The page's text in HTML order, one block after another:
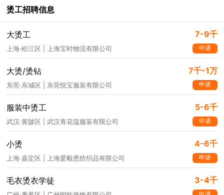
烫工招聘信息
大烫工 7-9千
上海·松江区 | 上海宝时物流有限公司 申请
大烫/烫钻 7千-1万
东莞·东城区 | 东莞悦宝服装有限公司 申请
服装中烫工 5-6千
武汉·黄陂区 | 武汉青花蔻服装有限公司 申请
小烫 4-6千
上海·嘉定区 | 上海爱毅恩纺织品有限公司 申请
毛衣烫衣学徒 3-4千